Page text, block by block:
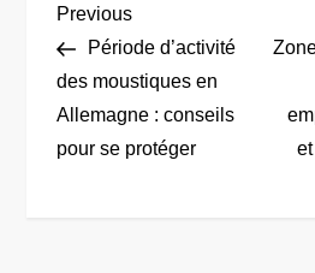
N
a
v
Previous
Post
Previous
Période d’activité
des moustiques en
Allemagne : conseils
pour se protéger